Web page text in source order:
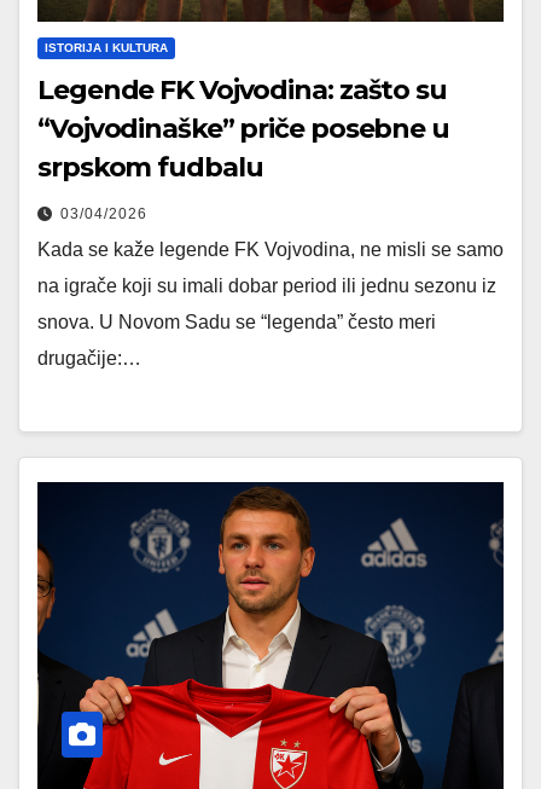
ISTORIJA I KULTURA
Legende FK Vojvodina: zašto su
“Vojvodinaške” priče posebne u
srpskom fudbalu
03/04/2026
Kada se kaže legende FK Vojvodina, ne misli se samo
na igrače koji su imali dobar period ili jednu sezonu iz
snova. U Novom Sadu se “legenda” često meri
drugačije:…